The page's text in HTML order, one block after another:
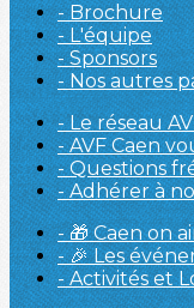
- Brochure
- L'équipe
- Sponsors
- Nos autres
- Le réseau
- AVF Caen
- Questions
- Adhérer à
- 🎁 Caen on
- 🎉 Les
- Activités et